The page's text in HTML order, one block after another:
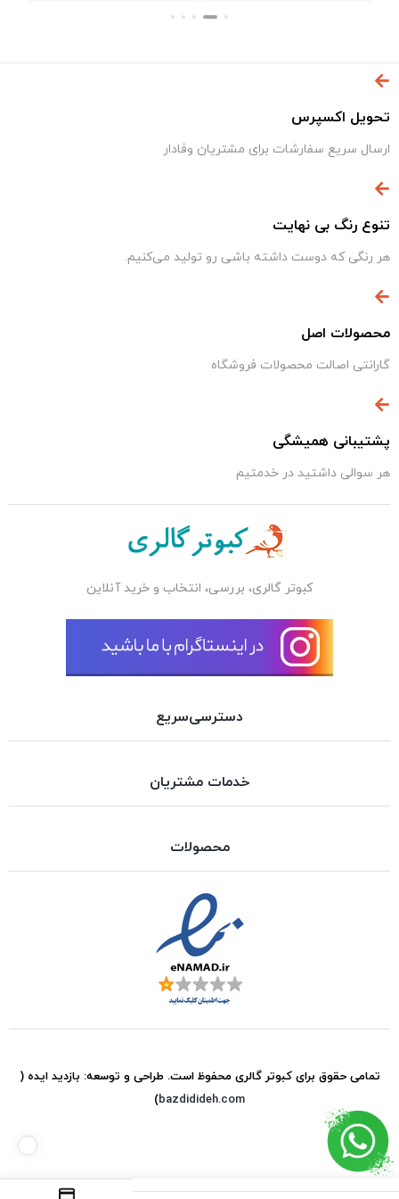
تحویل اکسپرس
ارسال سریع سفارشات برای مشتریان وفادار
تنوع رنگ بی نهایت
هر رنگی که دوست داشته باشی رو تولید می‌کنیم.
محصولات اصل
گارانتی اصالت محصولات فروشگاه
پشتیبانی همیشگی
هر سوالی داشتید در خدمتیم
کبوتر گالری، بررسی، انتخاب و خرید آنلاین
دسترسی‌سریع
خدمات مشتریان
محصولات
تمامی حقوق برایکبوتر گالریمحفوظ است. طراحی و توسعه: بازدید ایده (
bazdidideh.com
)